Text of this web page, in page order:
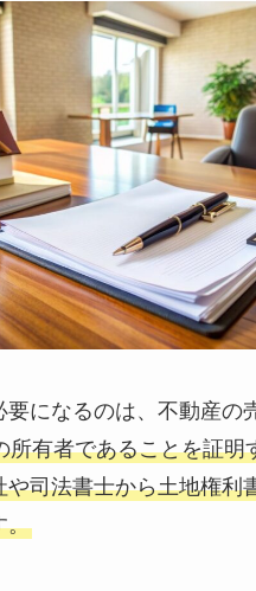
要になるのは、不動産の
所有者であることを証明
や司法書士から土地権利
。